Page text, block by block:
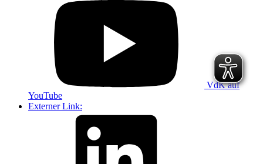
VdK auf
YouTube
Externer Link: